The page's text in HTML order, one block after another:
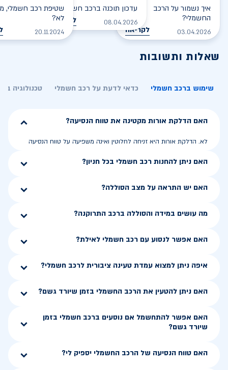
איך נשמור על הרכב
החשמלי?
03.04.2026 לקריאה
עדכון תוכנה ברכב חשמלי
08.04.2026 לקריאה
שטיפת רכב חשמלי,
לא?
20.11.2024
שאלות ותשובות
שימוש ברכב חשמלי כדאי לדעת על רכב חשמלי טכנולוגיה
האם הדלקת אורות מקטינה את טווח הנסיעה?
לא. הדלקת אורות היא זניחה לחלוטין ואינה משפיעה על טווח הנסיעה
האם ניתן להחנות רכב חשמלי בכל חניון?
האם יש התראה על מצב הסוללה?
מה עושים במידה והסוללה ברכב התרוקנה?
האם אפשר לנסוע עם רכב חשמלי לאילת?
איפה ניתן למצוא עמדת טעינה ציבורית לרכב חשמלי?
האם ניתן להטעין את הרכב החשמלי בזמן שיורד גשם?
האם אפשר להתחשמל אם נוסעים ברכב חשמלי בזמן
שיורד גשם?
האם טווח הנסיעה של הרכב החשמלי יספיק לי?